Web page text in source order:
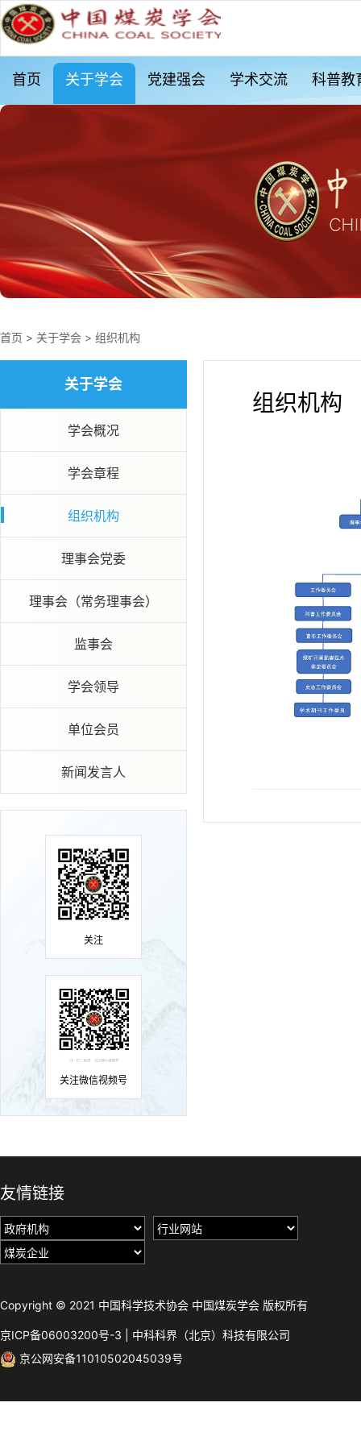
首页 关于学会 党建强会 学术交流 科普教
首页 > 关于学会 > 组织机构
关于学会
学会概况
学会章程
组织机构
理事会党委
理事会（常务理事会）
监事会
学会领导
单位会员
新闻发言人
关注
关注微信视频号
组织机构
友情链接
Copyright © 2021 中国科学技术协会 中国煤炭学会 版权所有
京ICP备06003200号-3
中科科界（北京）科技有限公司
京公网安备11010502045039号